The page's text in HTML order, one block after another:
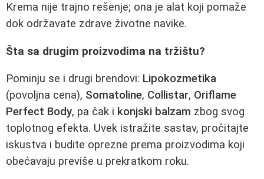
Krema nije trajno rešenje; ona je alat koji pomaže
dok održavate zdrave životne navike.
Šta sa drugim proizvodima na tržištu?
Pominju se i drugi brendovi: Lipokozmetika
(povoljna cena), Somatoline, Collistar, Oriflame
Perfect Body, pa čak i konjski balzam zbog svog
toplotnog efekta. Uvek istražite sastav, pročitajte
iskustva i budite oprezne prema proizvodima koji
obećavaju previše u prekratkom roku.